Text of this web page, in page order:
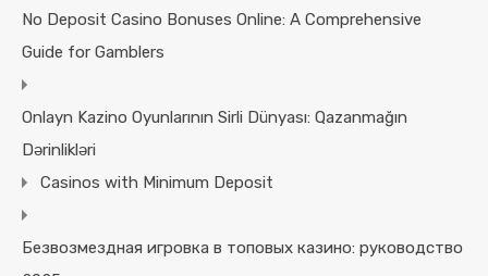
No Deposit Casino Bonuses Online: A Comprehensive
Guide for Gamblers
Onlayn Kazino Oyunlarının Sirli Dünyası: Qazanmağın
Dərinlikləri
Casinos with Minimum Deposit
Безвозмездная игровка в топовых казино: руководство